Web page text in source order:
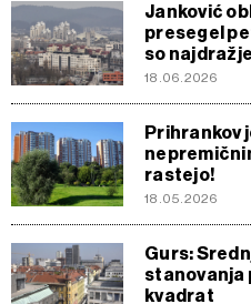
Janković
presegel
so
18.06.2026
Prihrankov
rastejo!
18.05.2026
Gurs:
stanovanja
kvadrat